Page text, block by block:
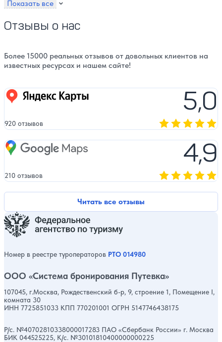
Показать все
Отзывы о нас
Более 15000 реальных отзывов от довольных клиентов на
известных ресурсах и нашем сайте!
Читать все отзывы
Яндекс карты 5,0
920 отзывов
Google Maps 4,9
210 отзывов
Номер в реестре туроператоров РТО 014980
ООО «Система бронирования Путевка»
107045, г.Москва, Рождественский б-р, 9, строение 1, Помещение I,
комната 30
ИНН 7725851033 КПП 770201001 ОГРН 5147746438175
Р/с. №40702810338000017283 ПАО «Сбербанк России» г. Москва
БИК 044525225, К/с. №30101810400000000225